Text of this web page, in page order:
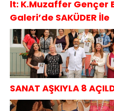
lt: K.Muzaffer Gençer
Galeri’de SAKÜDER İle
SANAT AŞKIYLA 8